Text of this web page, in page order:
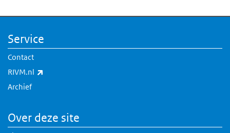
Service
Contact
RIVM.nl
Archief
Over deze site